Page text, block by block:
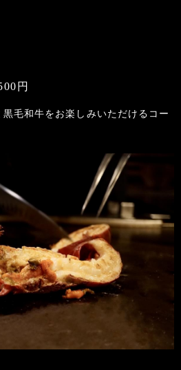
円
毛和牛をお楽しみいただけるコー